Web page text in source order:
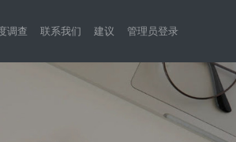
调查 联系我们 建议 管理员登录